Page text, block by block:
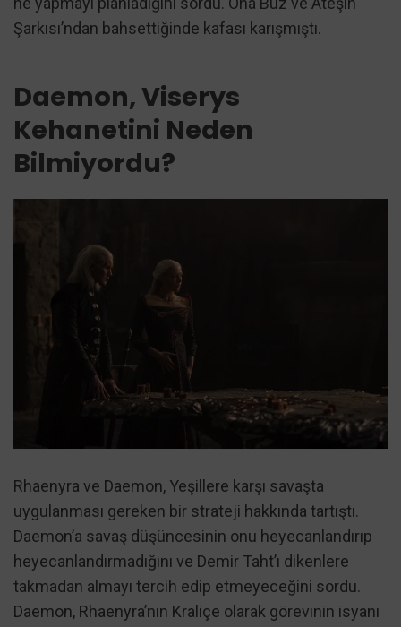
Şarkısı’ndan bahsettiğinde kafası karışmıştı.
Daemon, Viserys
Kehanetini Neden
Bilmiyordu?
Rhaenyra ve Daemon, Yeşillere karşı savaşta
uygulanması gereken bir strateji hakkında tartıştı.
Daemon’a savaş düşüncesinin onu heyecanlandırıp
heyecanlandırmadığını ve Demir Taht’ı dikenlere
takmadan almayı tercih edip etmeyeceğini sordu.
Daemon, Rhaenyra’nın Kraliçe olarak görevinin isyanı